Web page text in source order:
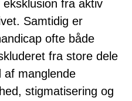
fra aktiv
Samtidig er
ofte både
fra store dele
af manglende
stigmatisering og